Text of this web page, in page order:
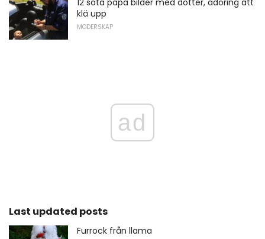
12 söta papa bilder med dotter, adoring att
klä upp
MODERSKAP
ad
Last updated posts
Furrock från llama